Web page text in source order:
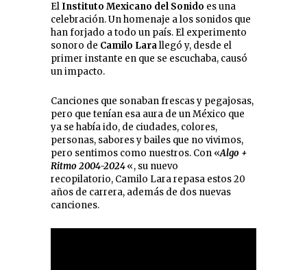
ElInstituto Mexicano del Sonido es una
celebración. Un homenaje a los sonidos que
han forjado a todo un país. El experimento
sonoro de Camilo Larallegó y, desde el
primer instante en que se escuchaba, causó
un impacto.
Canciones que sonaban frescas y pegajosas,
pero que tenían esa aura de un México que
ya se había ido, de ciudades, colores,
personas, sabores y bailes que no vivimos,
pero sentimos como nuestros. Con «Algo +
Ritmo 2004-2024«, su nuevo
recopilatorio, Camilo Lara repasa estos 20
años de carrera, además de dos nuevas
canciones.